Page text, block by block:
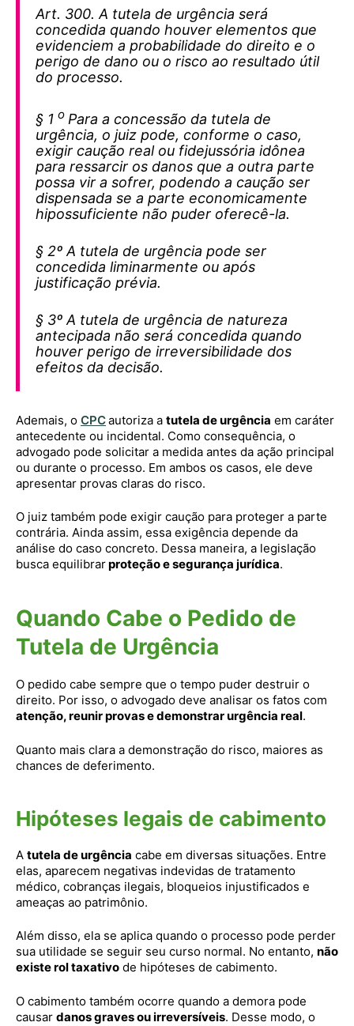
Art. 300. A tutela de urgência será
concedida quando houver elementos que
evidenciem a probabilidade do direito e o
perigo de dano ou o risco ao resultado útil
do processo.
§ 1 o Para a concessão da tutela de
urgência, o juiz pode, conforme o caso,
exigir caução real ou fidejussória idônea
para ressarcir os danos que a outra parte
possa vir a sofrer, podendo a caução ser
dispensada se a parte economicamente
hipossuficiente não puder oferecê-la.
§ 2º A tutela de urgência pode ser
concedida liminarmente ou após
justificação prévia.
§ 3º A tutela de urgência de natureza
antecipada não será concedida quando
houver perigo de irreversibilidade dos
efeitos da decisão.
Ademais, o CPCautoriza a tutela de urgência em caráter
antecedente ou incidental. Como consequência, o
advogado pode solicitar a medida antes da ação principal
ou durante o processo. Em ambos os casos, ele deve
apresentar provas claras do risco.
O juiz também pode exigir caução para proteger a parte
contrária. Ainda assim, essa exigência depende da
análise do caso concreto. Dessa maneira, a legislação
busca equilibrarproteção e segurança jurídica.
Quando Cabe o Pedido de
Tutela de Urgência
O pedido cabe sempre que o tempo puder destruir o
direito. Por isso, o advogado deve analisar os fatos com
atenção, reunir provas e demonstrar urgência real.
Quanto mais clara a demonstração do risco, maiores as
chances de deferimento.
Hipóteses legais de cabimento
A tutela de urgência cabe em diversas situações. Entre
elas, aparecem negativas indevidas de tratamento
médico, cobranças ilegais, bloqueios injustificados e
ameaças ao patrimônio.
Além disso, ela se aplica quando o processo pode perder
sua utilidade se seguir seu curso normal. No entanto, não
existe rol taxativo de hipóteses de cabimento.
O cabimento também ocorre quando a demora pode
causar danos graves ou irreversíveis. Desse modo, o